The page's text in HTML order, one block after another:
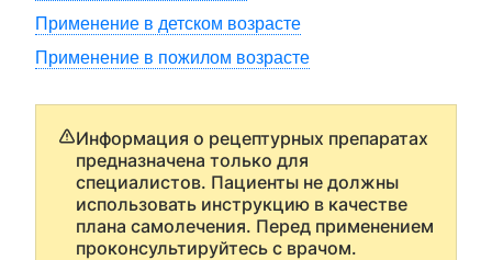
Применение в детском возрасте
Применение в пожилом возрасте
Информация о рецептурных препаратах
предназначена только для
специалистов. Пациенты не должны
использовать инструкцию в качестве
плана самолечения. Перед применением
проконсультируйтесь с врачом.